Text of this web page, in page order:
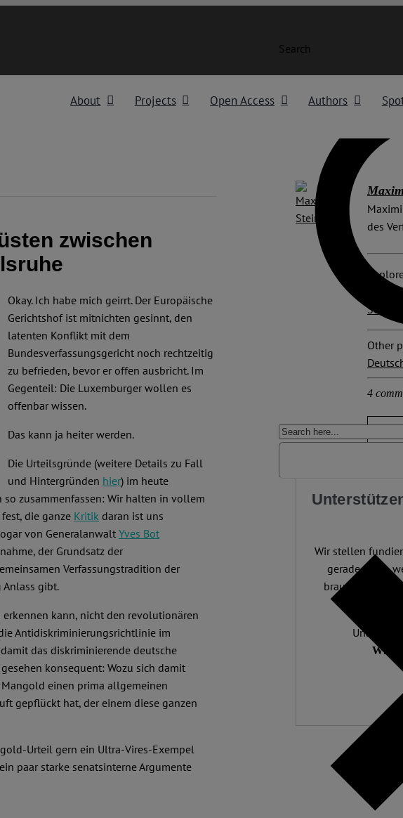
Search
About Projects Open Access Authors
zwischen
Okay. Ich habe mich geirrt. Der Europäische
Gerichtshof ist mitnichten gesinnt, den
latenten Konflikt mit dem
Bundesverfassungsgericht noch rechtzeitig
zu befrieden, bevor er offen ausbricht. Im
Gegenteil: Die Luxemburger wollen es
offenbar wissen.
Das kann ja heiter werden.
Die Urteilsgründe (weitere Details zu Fall
und Hintergründen hier) im heute
zusammenfassen: Wir halten in vollem
die ganze Kritik daran ist uns
von Generalanwalt Yves Bot
der Grundsatz der
Verfassungstradition der
gibt.
kann, nicht den revolutionären
Antidiskriminierungsrichtlinie im
das diskriminierende deutsche
konsequent: Wozu sich damit
einen prima allgemeinen
gepflückt hat, der einem diese ganzen
Urteil gern ein Ultra-Vires-Exempel
paar starke senatsinterne Argumente
des
Other
4
Wir stellen
gerade dann,
braucht. 4.500
Wir